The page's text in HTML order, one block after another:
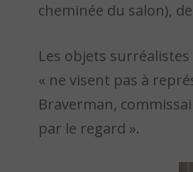
cheminée du salon),
Les objets
« ne visent pas à
Braverman,
par le regard ».